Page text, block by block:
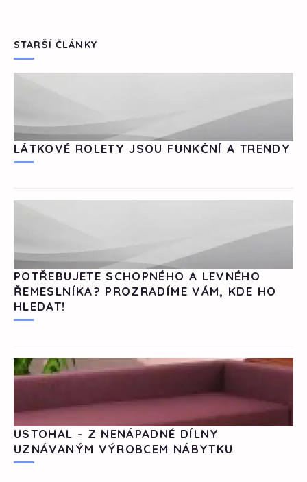
STARŠÍ ČLÁNKY
LÁTKOVÉ ROLETY JSOU FUNKČNÍ A TRENDY
POTŘEBUJETE SCHOPNÉHO A LEVNÉHO
ŘEMESLNÍKA? PROZRADÍME VÁM, KDE HO
HLEDAT!
USTOHAL - Z NENÁPADNÉ DÍLNY
UZNÁVANÝM VÝROBCEM NÁBYTKU